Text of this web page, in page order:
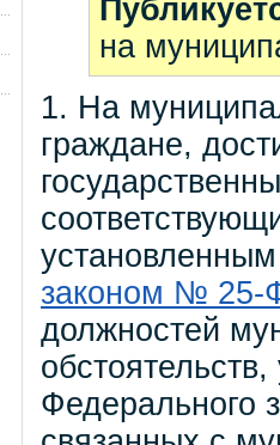
на
1. На
граждане,
законом № 25-
должностей
Федерального